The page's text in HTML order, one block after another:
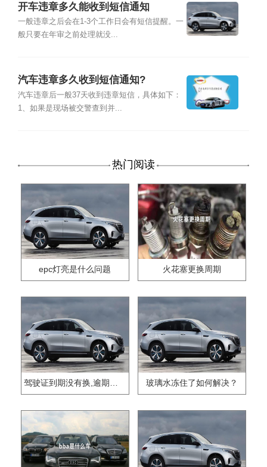
开车违章多久能收到短信通知
一般违章之后会在1-3个工作日会有短信提醒。一
般只要在年审之前处理就没...
汽车违章多久收到短信通知?
汽车违章后一般37天收到违章短信，具体如下：
1、如果是现场被交警查到并...
热门阅读
epc灯亮是什么问题 火花塞更换周期
玻璃水冻住了如何解决？